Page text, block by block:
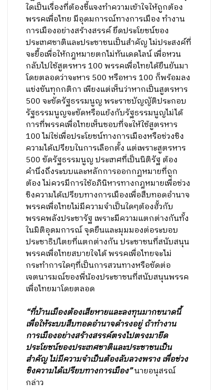
ใดเป็นเรื่องที่ต้องชี้แจงทำความเข้าใจให้ถูกต้อง
พรรคเพื่อไทย มีอุดมการณ์ทางการเมือง ทำงาน
การเมืองอย่างสร้างสรรค์ ยึดประโยชน์ของ
ประเทศชาติและประชาชนเป็นสำคัญ ไม่ประสงค์ที่
จะยื้อเพื่อให้กฎหมายตกไม่ทันเดดไลน์ เพื่อหวน
กลับไปใช้สูตรหาร 100 พรรคเพื่อไทยได้ยืนยันมา
โดยตลอดว่าจะหาร 500 หรือหาร 100 ก็พร้อมลง
แข่งขันทุกกติกา เพียงแต่เห็นว่าหากเป็นสูตรหาร
500 จะขัดรัฐธรรมนูญ พระราชบัญญัติประกอบ
รัฐธรรมนูญจะขัดหรือแย้งกับรัฐธรรมนูญไม่ได้
การที่พรรคเพื่อไทยเห็นชอบที่จะให้ใช้สูตรหาร
100 ไม่ใช่เพื่อประโยชน์ทางการเมืองหรือช่วงชิง
ความได้เปรียบในการเลือกตั้ง แต่เพราะสูตรหาร
500 ขัดรัฐธรรมนูญ ประเทศที่เป็นนิติรัฐ ต้อง
คำนึงถึงระบบและหลักการออกกฏหมายที่ถูก
ต้อง ไม่ควรมีการใช้อภินิหารทางกฎหมายเพื่อช่วง
ชิงความได้เปรียบทางการเมืองเพื่อสืบทอดอำนาจ
พรรคเพื่อไทยไม่มีความจำเป็นใดๆต้องฮั้วกับ
พรรคพลังประชารัฐ เพราะมีความแตกต่างกันทั้ง
ในมิติอุดมการณ์ จุดยืนและมุมมองต่อระบอบ
ประชาธิปไตยที่แตกต่างกัน ประชาชนที่สนับสนุน
พรรคเพื่อไทยสบายใจได้ พรรคเพื่อไทยจะไม่
กระทำการใดๆที่เป็นการสวนทางหรือขัดต่อ
เจตนารมณ์ของพี่น้องประชาชนที่สนับสนุนพรรค
เพื่อไทยมาโดยตลอด
“ที่บ้านเมืองต้องเสียหายและลงทุนมากขนาดนี้
เพื่อให้ระบบสืบทอดอำนาจดำรงอยู่ ถ้าทำงาน
การเมืองอย่างสร้างสรรค์ตรงไปตรงมายึด
ประโยชน์ของประเทศชาติและประชาชนเป็น
สำคัญ ไม่มีความจำเป็นต้องลับลวงพราง เพื่อช่วง
ชิงความได้เปรียบทางการเมือง”นายอนุสรณ์
กล่าว